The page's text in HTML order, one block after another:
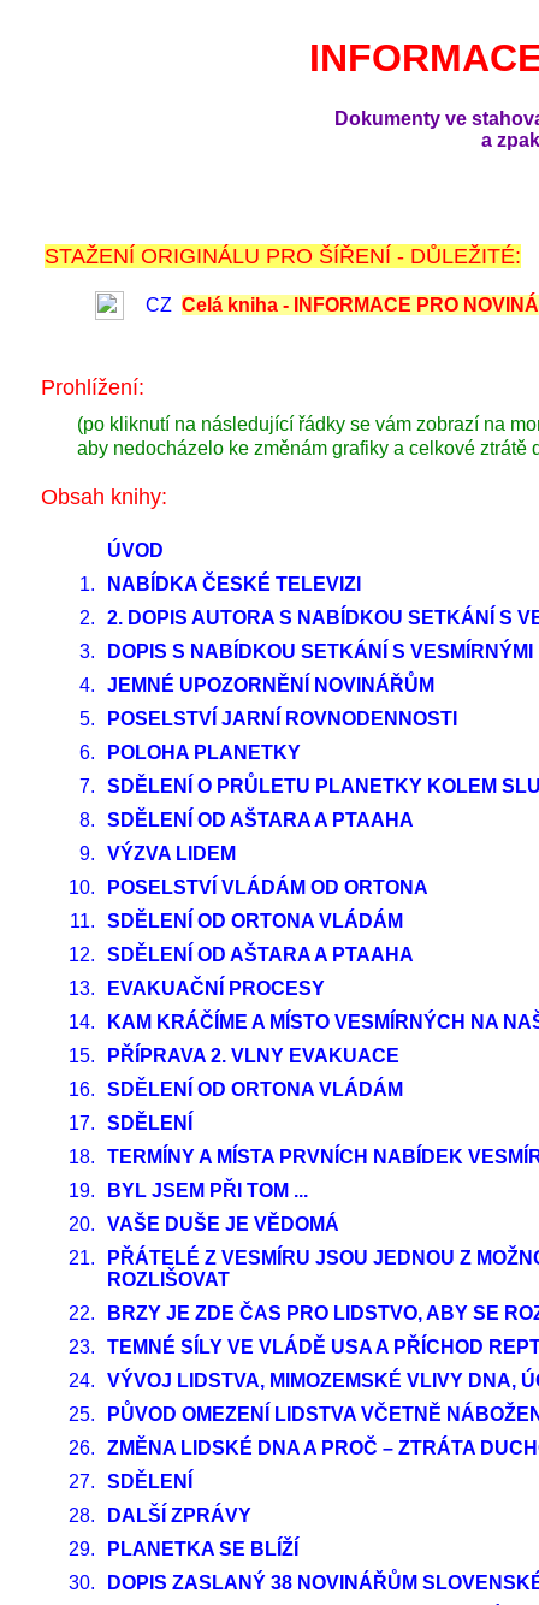
Dokumenty ve
a
STAŽENÍ ORIGINÁLU PRO ŠÍŘENÍ - DŮLEŽITÉ:
CZ Celá kniha - INFORMACE PRO
Prohlížení:
(po kliknutí na následující řádky se vám zobrazí na
aby nedocházelo ke změnám grafiky a celkové ztrátě
Obsah knihy:
ÚVOD
1.
NABÍDKA ČESKÉ TELEVIZI
2.
2. DOPIS AUTORA S NABÍDKOU SETKÁNÍ S
3.
DOPIS S NABÍDKOU SETKÁNÍ S
4.
JEMNÉ UPOZORNĚNÍ NOVINÁŘŮM
5.
POSELSTVÍ JARNÍ ROVNODENNOSTI
6.
POLOHA PLANETKY
7.
SDĚLENÍ O PRŮLETU PLANETKY KOLEM
8.
SDĚLENÍ OD AŠTARA A PTAAHA
9.
VÝZVA LIDEM
10.
POSELSTVÍ VLÁDÁM OD ORTONA
11.
SDĚLENÍ OD ORTONA VLÁDÁM
12.
SDĚLENÍ OD AŠTARA A PTAAHA
13.
EVAKUAČNÍ PROCESY
14.
KAM KRÁČÍME A MÍSTO VESMÍRNÝCH NA
15.
PŘÍPRAVA 2. VLNY EVAKUACE
16.
SDĚLENÍ OD ORTONA VLÁDÁM
17.
SDĚLENÍ
18.
TERMÍNY A MÍSTA PRVNÍCH NABÍDEK
19.
BYL JSEM PŘI TOM ...
20.
VAŠE DUŠE JE VĚDOMÁ
21.
PŘÁTELÉ Z VESMÍRU JSOU JEDNOU Z
ROZLIŠOVAT
22.
BRZY JE ZDE ČAS PRO LIDSTVO, ABY SE
23.
TEMNÉ SÍLY VE VLÁDĚ USA A PŘÍCHOD
24.
VÝVOJ LIDSTVA, MIMOZEMSKÉ VLIVY DNA,
25.
PŮVOD OMEZENÍ LIDSTVA VČETNĚ
26.
ZMĚNA LIDSKÉ DNA A PROČ – ZTRÁTA
27.
SDĚLENÍ
28.
DALŠÍ ZPRÁVY
29.
PLANETKA SE BLÍŽÍ
30.
DOPIS ZASLANÝ 38 NOVINÁŘŮM